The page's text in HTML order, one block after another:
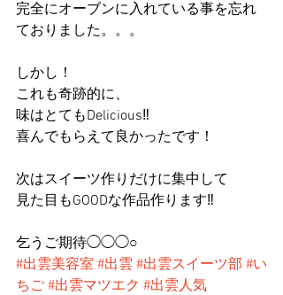
完全にオーブンに入れている事を忘れ
ておりました。。。
しかし！
これも奇跡的に、
味はとてもDelicious‼︎
喜んでもらえて良かったです！
次はスイーツ作りだけに集中して
見た目もGOODな作品作ります‼︎
乞うご期待◯◯◯○
#出雲美容室 #出雲 #出雲スイーツ部 #い
ちご #出雲マツエク #出雲人気